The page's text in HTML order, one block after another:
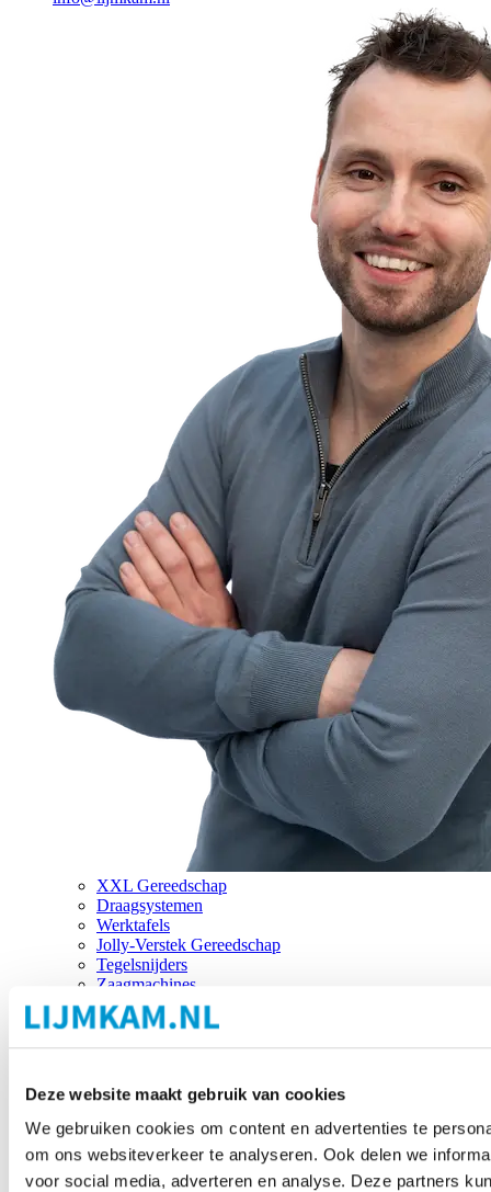
Deze website maakt gebruik van cookies
We gebruiken cookies om content en advertenties te
om ons websiteverkeer te analyseren. Ook delen we
voor social media, adverteren en analyse. Deze partners
XXL Gereedschap
Draagsystemen
Werktafels
Jolly-Verstek Gereedschap
Tegelsnijders
Zaagmachines
Merken